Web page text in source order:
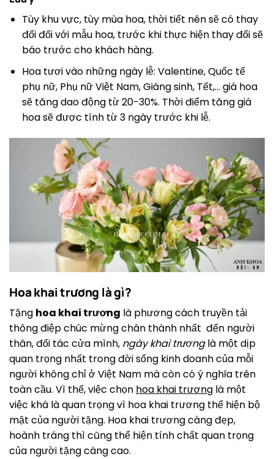
Tùy khu vực, tùy mùa hoa, thời tiết nên sẽ có thay
đổi đối với mẫu hoa, trước khi thực hiện thay đổi sẽ
báo trước cho khách hàng.
Hoa tươi vào những ngày lễ: Valentine, Quốc tế
phụ nữ, Phụ nữ Việt Nam, Giáng sinh, Tết,… giá hoa
sẽ tăng dao động từ 20-30%. Thời điểm tăng giá
hoa sẽ được tính từ 3 ngày trước khi lễ.
Hoa khai trương là gì?
Tặng hoa khai trương là phương cách truyền tải
thông điệp chúc mừng chân thành nhất đến người
thân, đối tác cửa mình, ngày khai trươnglà một dịp
quan trọng nhất trong đời sống kinh doanh của mỗi
người không chỉ ở Việt Nam mà còn có ý nghĩa trên
toàn cầu. Vì thế, việc chọn hoa khai trương là một
việc khá là quan trọng vì hoa khai trương thể hiện bộ
mặt của người tặng. Hoa khai trương càng đẹp,
hoành tráng thì cũng thể hiện tính chất quan trọng
của người tặng càng cao.